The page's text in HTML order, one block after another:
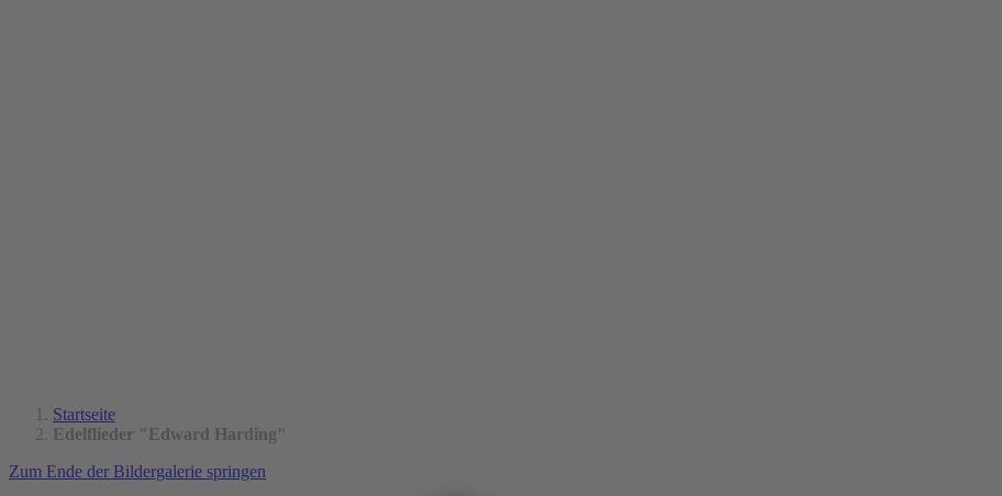
Startseite
Edelflieder "Edward Harding"
Zum Ende der Bildergalerie springen